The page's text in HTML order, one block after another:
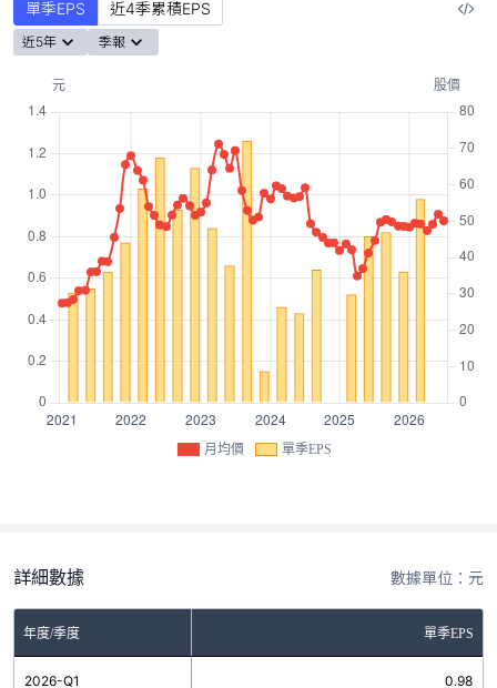
單季EPS 近4季累積EPS
近5年 季報
月均價 單季EPS
詳細數據 數據單位：元
年度/季度 單季EPS
2026-Q1 0.98